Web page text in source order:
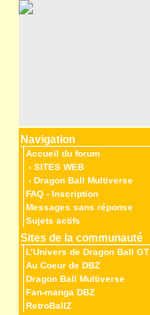
Navigation
Accueil du forum
‹ SITES WEB
‹ Dragon Ball Multiverse
FAQ - Inscription
Messages sans réponse
Sujets actifs
Sites de la communauté
L’Univers de Dragon Ball GT
Au Coeur de DBZ
Dragon Ball Multiverse
Fan-manga DBZ
RetroBallZ